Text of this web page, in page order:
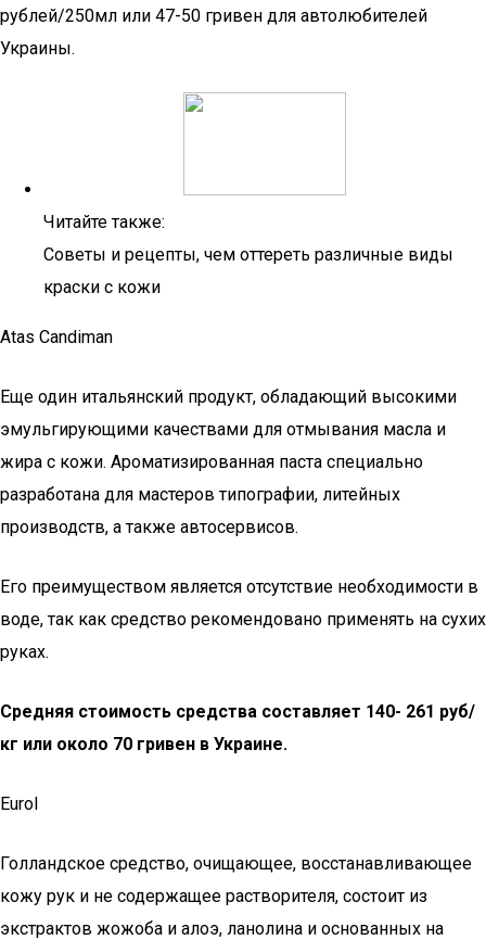
рублей/250мл или 47-50 гривен для автолюбителей
Украины.
Читайте также:
Советы и рецепты, чем оттереть различные виды
краски с кожи
Atas Candiman
Еще один итальянский продукт, обладающий высокими
эмульгирующими качествами для отмывания масла и
жира с кожи. Ароматизированная паста специально
разработана для мастеров типографии, литейных
производств, а также автосервисов.
Его преимуществом является отсутствие необходимости в
воде, так как средство рекомендовано применять на сухих
руках.
Средняя стоимость средства составляет 140- 261 руб/
кг или около 70 гривен в Украине.
Eurol
Голландское средство, очищающее, восстанавливающее
кожу рук и не содержащее растворителя, состоит из
экстрактов жожоба и алоэ, ланолина и основанных на